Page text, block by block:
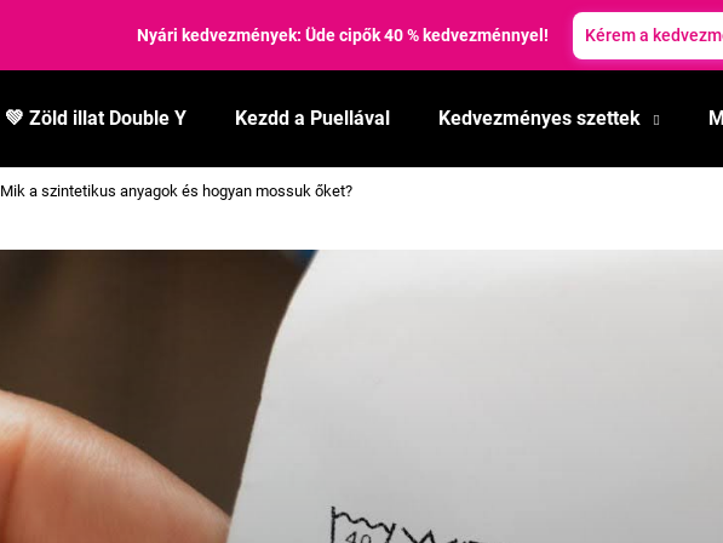
Nyári kedvezmények: Üde cipők 40 % kedvezménnyel! Kérem a
💚 Zöld illat Double Y Kezdd a Puellával Kedvezményes szettek
Mik a szintetikus anyagok és hogyan mossuk őket?
Mit keres?